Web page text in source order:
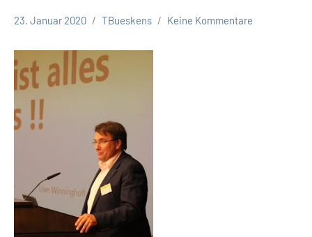
23. Januar 2020 TBueskens Keine Kommentare